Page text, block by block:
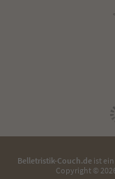
Belletristik-Couch.de ist
Copyright ©